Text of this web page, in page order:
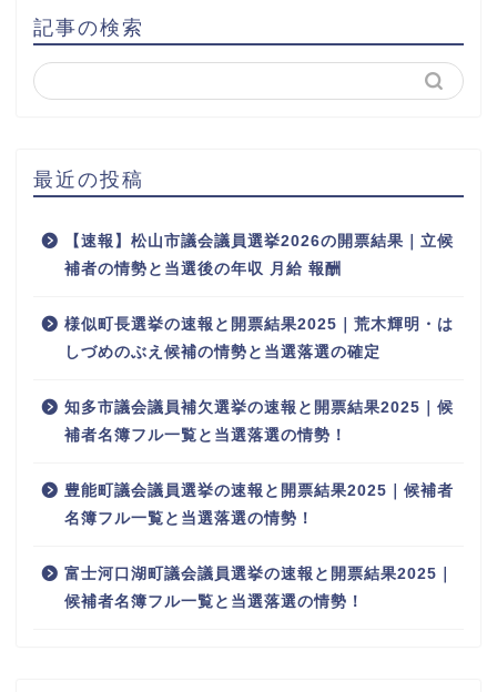
記事の検索
最近の投稿
【速報】松山市議会議員選挙2026の開票結果｜立候
補者の情勢と当選後の年収 月給 報酬
様似町長選挙の速報と開票結果2025｜荒木輝明・は
しづめのぶえ候補の情勢と当選落選の確定
知多市議会議員補欠選挙の速報と開票結果2025｜候
補者名簿フル一覧と当選落選の情勢！
豊能町議会議員選挙の速報と開票結果2025｜候補者
名簿フル一覧と当選落選の情勢！
富士河口湖町議会議員選挙の速報と開票結果2025｜
候補者名簿フル一覧と当選落選の情勢！